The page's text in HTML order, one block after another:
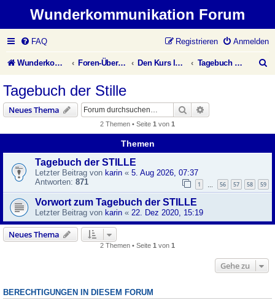
Wunderkommunikation Forum
FAQ Anmelden
Registrieren
Wunderkommunikation Website Foren-Übersicht Den Kurs leben Tagebuch der Stille
e
Tagebuch der Stille
Neues Thema Suche
2 Themen • Seite 1 von 1
Themen
Tagebuch der STILLE
Letzter Beitrag von karin « 5. Aug 2026, 07:37
Antworten: 871 1 56 57 58 59
Vorwort zum Tagebuch der STILLE
Letzter Beitrag von karin « 22. Dez 2020, 15:19
Neues Thema
2 Themen • Seite 1 von 1
Gehe zu
BERECHTIGUNGEN IN DIESEM FORUM